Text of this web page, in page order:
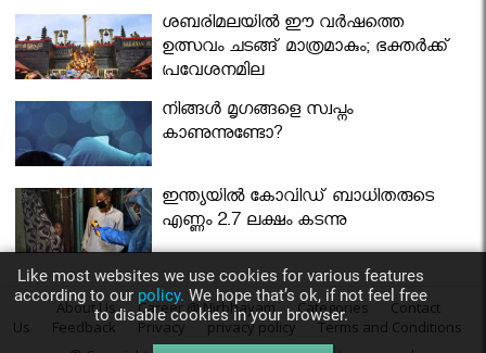
ശബരിമലയില്‍ ഈ വർഷത്തെ
ഉത്സവം ചടങ്ങ് മാത്രമാകും; ഭക്തർക്ക്
പ്രവേശനമില്ല
നിങ്ങള്‍ മൃഗങ്ങളെ സ്വപ്നം
കാണുന്നുണ്ടോ?
ഇന്ത്യയിൽ കോവിഡ് ബാധിതരുടെ
എണ്ണം 2.7 ലക്ഷം കടന്നു
About Us Career @ Nirbhayam Categories
Contact
Us
Feedback Privacy privacy policy
Terms and Conditions
Like most websites we use cookies for various features
according to our policy. We hope that’s ok, if not feel free
to disable cookies in your browser.